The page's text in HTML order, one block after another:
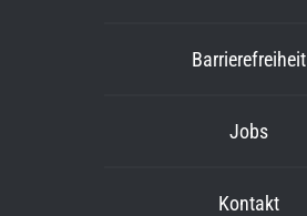
Barrierefreiheit
Jobs
Kontakt